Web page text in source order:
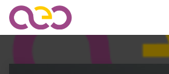
Ir al contenido